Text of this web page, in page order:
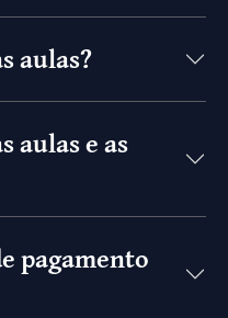
aulas?
aulas e as
pagamento